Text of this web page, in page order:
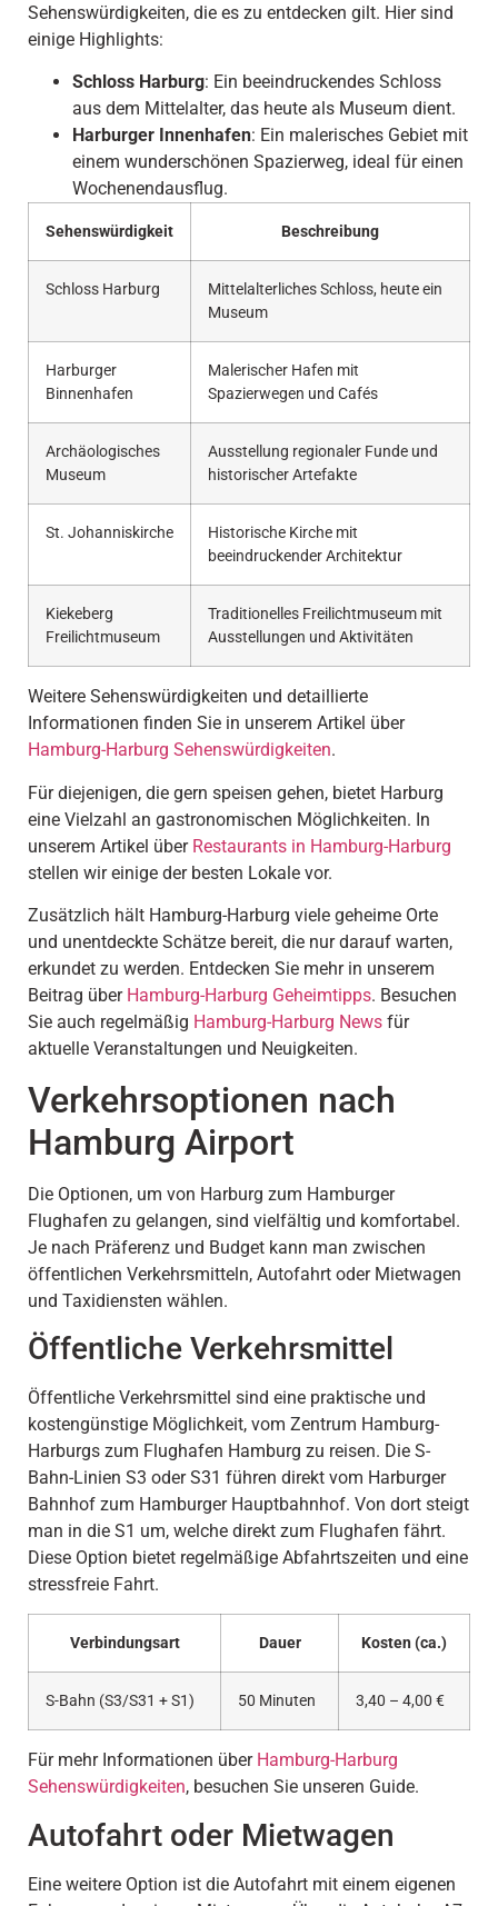
Sehenswürdigkeiten, die es zu entdecken gilt. Hier sind
einige Highlights:
Schloss Harburg: Ein beeindruckendes Schloss
aus dem Mittelalter, das heute als Museum dient.
Harburger Innenhafen: Ein malerisches Gebiet mit
einem wunderschönen Spazierweg, ideal für einen
Wochenendausflug.
Sehenswürdigkeit Beschreibung
Schloss Harburg
Mittelalterliches Schloss, heute ein
Museum
Harburger
Binnenhafen
Malerischer Hafen mit
Spazierwegen und Cafés
Archäologisches
Museum
Ausstellung regionaler Funde und
historischer Artefakte
St. Johanniskirche
Historische Kirche mit
beeindruckender Architektur
Kiekeberg
Freilichtmuseum
Traditionelles Freilichtmuseum mit
Ausstellungen und Aktivitäten
Weitere Sehenswürdigkeiten und detaillierte
Informationen finden Sie in unserem Artikel über
Hamburg-Harburg Sehenswürdigkeiten.
Für diejenigen, die gern speisen gehen, bietet Harburg
eine Vielzahl an gastronomischen Möglichkeiten. In
unserem Artikel über Restaurants in Hamburg-Harburg
stellen wir einige der besten Lokale vor.
Zusätzlich hält Hamburg-Harburg viele geheime Orte
und unentdeckte Schätze bereit, die nur darauf warten,
erkundet zu werden. Entdecken Sie mehr in unserem
Beitrag über Hamburg-Harburg Geheimtipps. Besuchen
Sie auch regelmäßig Hamburg-Harburg News für
aktuelle Veranstaltungen und Neuigkeiten.
Verkehrsoptionen nach
Hamburg Airport
Die Optionen, um von Harburg zum Hamburger
Flughafen zu gelangen, sind vielfältig und komfortabel.
Je nach Präferenz und Budget kann man zwischen
öffentlichen Verkehrsmitteln, Autofahrt oder Mietwagen
und Taxidiensten wählen.
Öffentliche Verkehrsmittel
Öffentliche Verkehrsmittel sind eine praktische und
kostengünstige Möglichkeit, vom Zentrum Hamburg-
Harburgs zum Flughafen Hamburg zu reisen. Die S-
Bahn-Linien S3 oder S31 führen direkt vom Harburger
Bahnhof zum Hamburger Hauptbahnhof. Von dort steigt
man in die S1 um, welche direkt zum Flughafen fährt.
Diese Option bietet regelmäßige Abfahrtszeiten und eine
stressfreie Fahrt.
Verbindungsart Dauer Kosten (ca.)
S-Bahn (S3/S31 + S1) 50 Minuten 3,40 – 4,00 €
Für mehr Informationen über Hamburg-Harburg
Sehenswürdigkeiten, besuchen Sie unseren Guide.
Autofahrt oder Mietwagen
Eine weitere Option ist die Autofahrt mit einem eigenen